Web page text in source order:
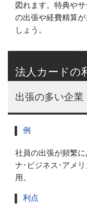
図れます。特典や
の出張や経費精算
しょう。
法人カードの
出張の多い企業
例
社員の出張が頻繁
ナ･ビジネス･アメ
用。
利点